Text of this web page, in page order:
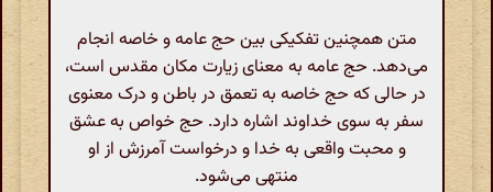
متن همچنین تفکیکی بین حج عامه و خاصه انجام
می‌دهد. حج عامه به معنای زیارت مکان مقدس است،
در حالی که حج خاصه به تعمق در باطن و درک معنوی
سفر به سوی خداوند اشاره دارد. حج خواص به عشق
و محبت واقعی به خدا و درخواست آمرزش از او
منتهی می‌شود.